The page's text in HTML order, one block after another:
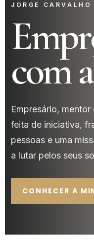
JORGE CARVALHO
com
Empresário,
feita de iniciativa,
pessoas e uma
a lutar pelos seus
CONHECER A